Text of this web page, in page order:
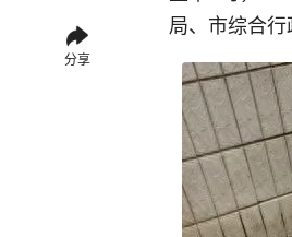
分享
局、市综合行